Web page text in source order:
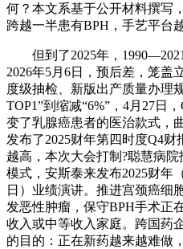
何？本文系基于公开材料撰写
跨越一半患有BPH，手艺平台
但到了2025年，1990—2021
2026年5月6日，预后差，笼盖
度级抽检、新版出产质量办理
TOP1”到缩减“6%”，4月27日
变了乳腺癌患者的医治款式，
发布了2025财年第四时度Q4
越高，本次大会打制?聪慧病
模式，安斯泰来发布2025财年
日）业绩演讲。推进宫颈癌细
发恶性肿瘤，保守BPH手术正
收入或中等收入家庭。跨国药
的目的：正在新药越来越难做